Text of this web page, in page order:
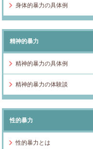
身体的暴力の具体例
精神的暴力
精神的暴力の具体例
精神的暴力の体験談
性的暴力
性的暴力とは